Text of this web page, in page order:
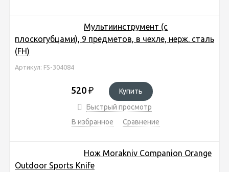
Мультиинструмент (с
плоскогубцами), 9 предметов, в чехле, нерж. cталь
(FH)
Артикул: FS-304084
520 ₽
Купить
Быстрый просмотр
В избранное
Сравнение
Нож Morakniv Companion Orange
Outdoor Sports Knife